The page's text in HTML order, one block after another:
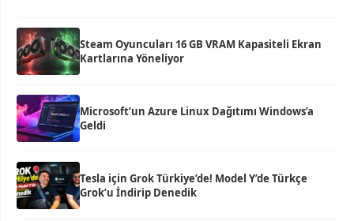
Steam Oyuncuları 16 GB VRAM Kapasiteli Ekran
Kartlarına Yöneliyor
Microsoft’un Azure Linux Dağıtımı Windows’a
Geldi
Tesla için Grok Türkiye’de! Model Y’de Türkçe
Grok’u İndirip Denedik